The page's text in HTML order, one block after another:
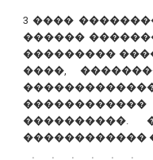
3 ����
������
���������
����,
����������.
������������